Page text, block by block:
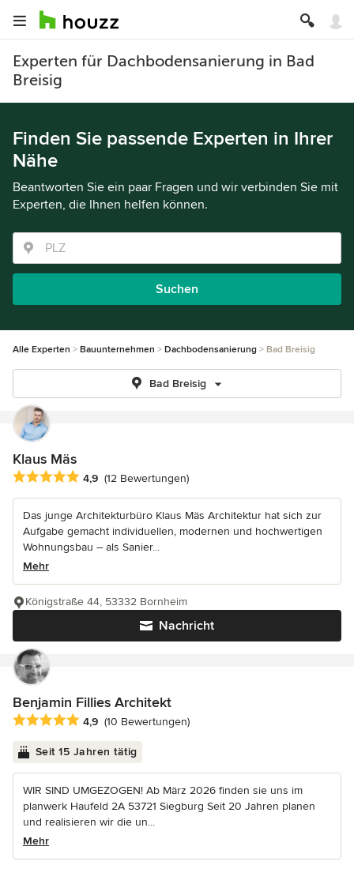
Experten für Dachbodensanierung in Bad
Breisig
Finden Sie passende Experten in Ihrer
Nähe
Beantworten Sie ein paar Fragen und wir verbinden Sie mit
Experten, die Ihnen helfen können.
Suchen
Alle Experten Bauunternehmen Dachbodensanierung Bad Breisig
Bad Breisig
Klaus Mäs
Durchschnittliche Bewertung: 4.9 von 5 Sternen
4,9 (12 Bewertungen)
Das junge Architekturbüro Klaus Mäs Architektur hat sich zur
Aufgabe gemacht individuellen, modernen und hochwertigen
Wohnungsbau – als Sanier...
Mehr
Nachricht
Königstraße 44, 53332 Bornheim
Benjamin Fillies Architekt
Durchschnittliche Bewertung: 4.9 von 5 Sternen
4,9 (10 Bewertungen)
Seit 15 Jahren tätig
WIR SIND UMGEZOGEN! Ab März 2026 finden sie uns im
planwerk Haufeld 2A 53721 Siegburg Seit 20 Jahren planen
und realisieren wir die un...
Mehr